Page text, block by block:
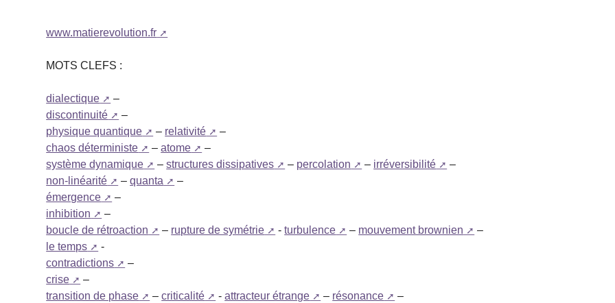
www.matierevolution.fr
MOTS CLEFS :
dialectique
–
discontinuité
–
physique quantique
– relativité
–
chaos déterministe
–atome
–
système dynamique
–structures dissipatives – percolation – irréversibilité
–
non-linéarité
–quanta
–
émergence
–
inhibition
–
boucle de rétroaction
– rupture de symétrie -turbulence – mouvement brownien
–
le temps
-
contradictions
–
crise
–
transition de phase
–criticalité -attracteur étrange – résonance
–